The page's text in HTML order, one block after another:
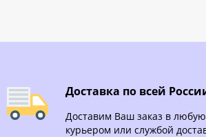
Доставка по всей
Доставим Ваш заказ в любую
курьером или службой